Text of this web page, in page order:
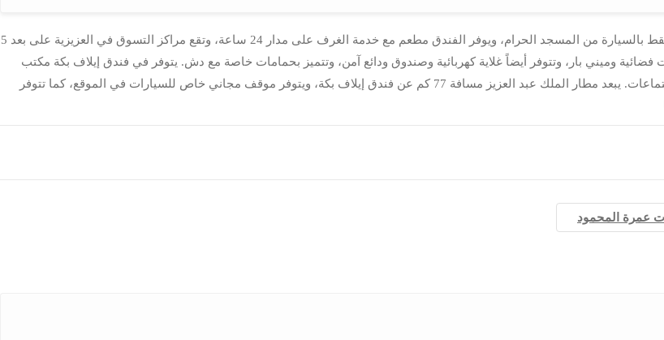
فندق إيلاف بكة يقع فندق إيلاف بكة في محبس الجن بحي العزيزية وعلى بُعد 3 دقائق فقط بالسيارة من المسجد الحرام، ويوفر الفندق مطعم مع خدمة الغرف على مدار 24 ساعة، وتقع مراكز التسوق في العزيزية على بعد 5
وميني بار، وتتوفر أيضاً غلاية كهربائية وصندوق ودائع آمن، وتتميز بحمامات خاصة مع دش. يتوفر في فندق إيلاف بكة مكتب
استقبال يعمل على مدار 24 ساعة، وتشمل الخدمات الأخرى المتوفرة على مرافق للاجتماعات. يبعد مطار الملك عبد العزيز مسافة 77 كم عن فندق إيلاف بكة، ويتوفر موقف مجاني خاص للسيارات في الموقع، كما تتوفر
عمرة المحمود